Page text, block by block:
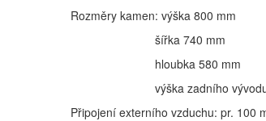
Rozměry kamen: výška 800 mm
šířka 740 mm
hloubka 580 mm
výška zadního vývodu
Připojení externího vzduchu: pr. 100